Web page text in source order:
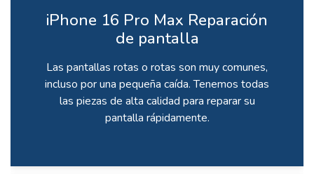
iPhone 16 Pro Max Reparación
de pantalla
Las pantallas rotas o rotas son muy comunes,
incluso por una pequeña caída. Tenemos todas
las piezas de alta calidad para reparar su
pantalla rápidamente.